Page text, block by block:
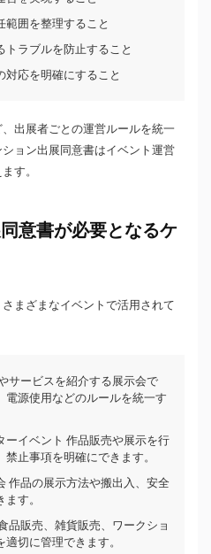
範囲を整理すること
トラブルを防止すること
対応を明確にすること
出展者ごとの運営ルールを統一
ョン出展同意書はイベント運営
す。
意書が必要となるケ
まざまなイベントで活用されて
サービスを紹介する展示会で
電源使用などのルールを統一す
ーイベント 作品販売や展示を行
止事項を明確にできます。
作品の展示方法や搬出入、安全
す。
品販売、雑貨販売、ワークショ
切に管理できます。